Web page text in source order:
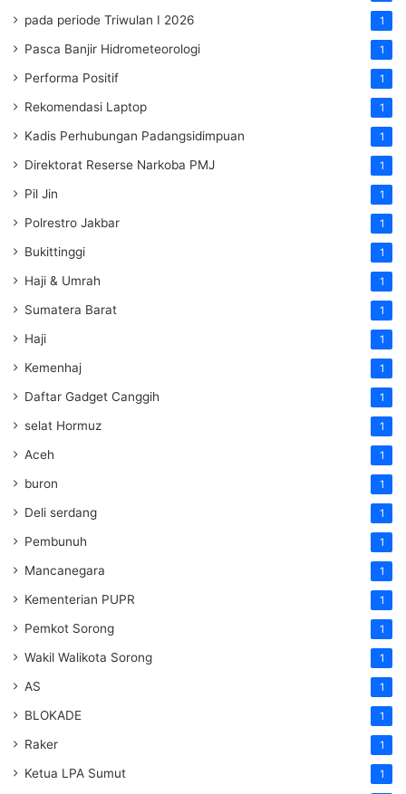
pada periode Triwulan I 2026 1
Pasca Banjir Hidrometeorologi 1
Performa Positif 1
Rekomendasi Laptop 1
Kadis Perhubungan Padangsidimpuan 1
Direktorat Reserse Narkoba PMJ 1
Pil Jin 1
Polrestro Jakbar 1
Bukittinggi 1
Haji & Umrah 1
Sumatera Barat 1
Haji 1
Kemenhaj 1
Daftar Gadget Canggih 1
selat Hormuz 1
Aceh 1
buron 1
Deli serdang 1
Pembunuh 1
Mancanegara 1
Kementerian PUPR 1
Pemkot Sorong 1
Wakil Walikota Sorong 1
AS 1
BLOKADE 1
Raker 1
Ketua LPA Sumut 1